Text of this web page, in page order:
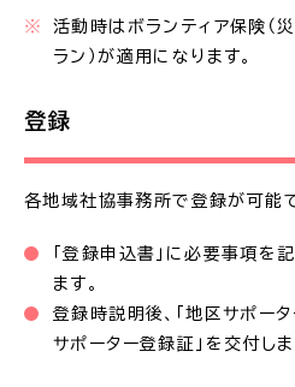
活動時はボランティア保険（
ラン）が適用になります。
登録
各地域社協事務所で登録が可能で
「登録申込書」に必要事項を
ます。
登録時説明後、「地区サポー
サポーター登録証」を交付しま